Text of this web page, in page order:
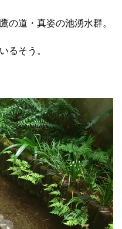
の道・真姿の池湧水群。
るそう。